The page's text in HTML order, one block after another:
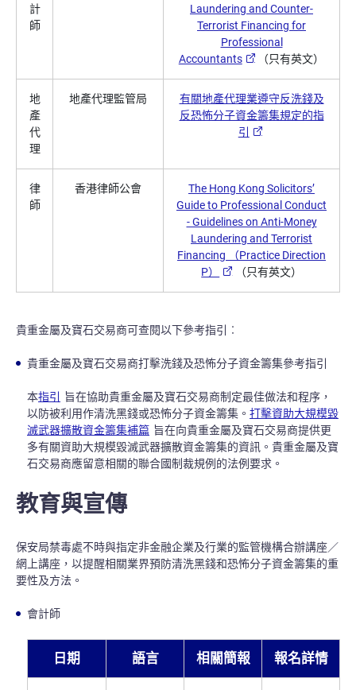
計
師
Laundering and Counter-
Terrorist Financing for
Professional
Accountants
（只有英文）
地
產
代
理
地產代理監管局
有關地產代理業遵守反洗錢及
反恐怖分子資金籌集規定的指
引
律
師
香港律師公會
The Hong Kong Solicitors’
Guide to Professional Conduct
- Guidelines on Anti-Money
Laundering and Terrorist
Financing （Practice Direction
P）
（只有英文）
貴重金屬及寶石交易商可查閱以下參考指引︰
貴重金屬及寶石交易商打擊洗錢及恐怖分子資金籌集參考指引
本指引
旨在協助貴重金屬及寶石交易商制定最佳做法和程序，
以防被利用作清洗黑錢或恐怖分子資金籌集。 打擊資助大規模毀
滅武器擴散資金籌集補篇 旨在向貴重金屬及寶石交易商提供更
多有關資助大規模毀滅武器擴散資金籌集的資訊。貴重金屬及寶
石交易商應留意相關的聯合國制裁規例的法例要求。
教育與宣傳
保安局禁毒處不時與指定非金融企業及行業的監管機構合辦講座／
網上講座，以提醒相關業界預防清洗黑錢和恐怖分子資金籌集的重
要性及方法。
會計師
日期 語言 相關簡報 報名詳情